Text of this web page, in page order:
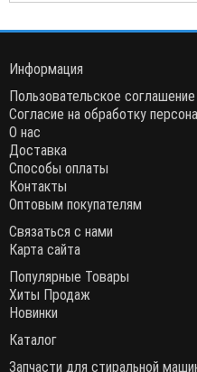
Информация
Пользовательское соглашение
Согласие на обработку
О нас
Доставка
Способы оплаты
Контакты
Оптовым покупателям
Связаться с нами
Карта сайта
Популярные Товары
Хиты Продаж
Новинки
Каталог
Запчасти для стиральной